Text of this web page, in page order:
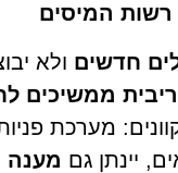
רשות המיסים
חדשים ולא
ממשיכים
מערכת
יינתן גם מענה